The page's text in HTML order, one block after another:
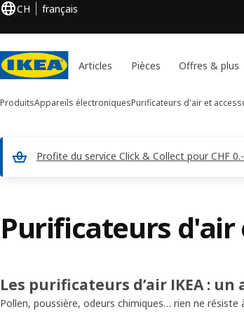
CH français
Articles Pièces Offres & plus
ProduitsAppareils électroniquesPurificateurs d'air et
Profite du service Click & Collect pour CHF
Purificateurs d'air
Les purificateurs d’air IKEA :
Pollen, poussière, odeurs chimiques… rien ne résiste